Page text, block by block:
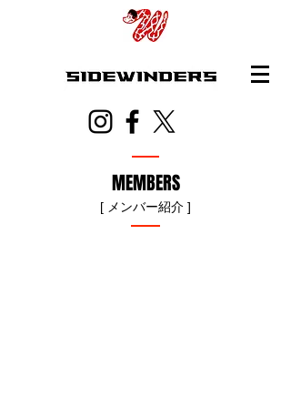
MEMBERS
[ メンバー紹介 ]